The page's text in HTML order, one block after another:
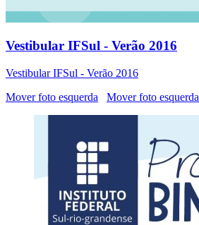
Vestibular IFSul - Verão 2016
Vestibular IFSul - Verão 2016
Mover foto esquerda
Mover foto esquerda